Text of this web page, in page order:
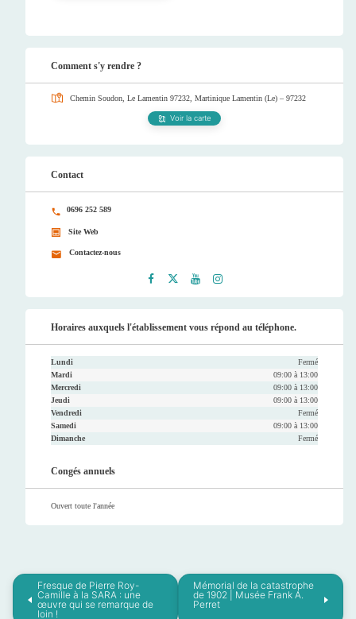
Comment s'y rendre ?
Chemin Soudon, Le Lamentin 97232, Martinique Lamentin (Le) – 97232
Voir la carte
Contact
0696 252 589
Site Web
Contactez-nous
ook
er
be
ram
Horaires auxquels l'établissement vous répond au téléphone.
Lundi
Fermé
Mardi
09:00 à 13:00
Mercredi
09:00 à 13:00
Jeudi
09:00 à 13:00
Vendredi
Fermé
Samedi
09:00 à 13:00
Dimanche
Fermé
Congés annuels
Ouvert toute l'année
Fresque de Pierre Roy-
Camille à la SARA : une
œuvre qui se remarque de
loin !
Mémorial de la catastrophe
de 1902 | Musée Frank A.
Perret